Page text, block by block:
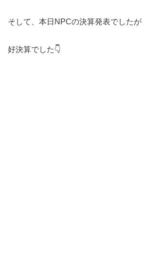
そして、本日NPCの決算発表でしたが
好決算でした👇